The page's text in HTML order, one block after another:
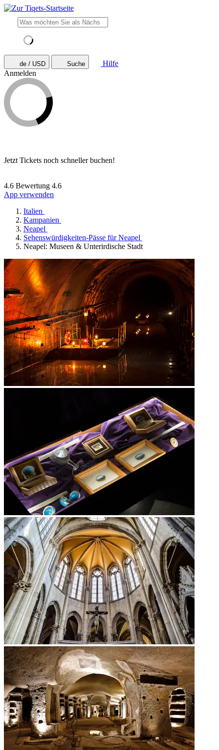
de / USD Suche
Hilfe
Anmelden
Jetzt Tickets noch schneller buchen!
4.6 Bewertung 4.6
App verwenden
Italien
Kampanien
Neapel
Sehenswürdigkeiten-Pässe für Neapel
Neapel: Museen & Unterirdische Stadt